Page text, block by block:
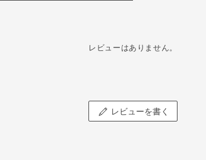
レビューはありません。
レビューを書く